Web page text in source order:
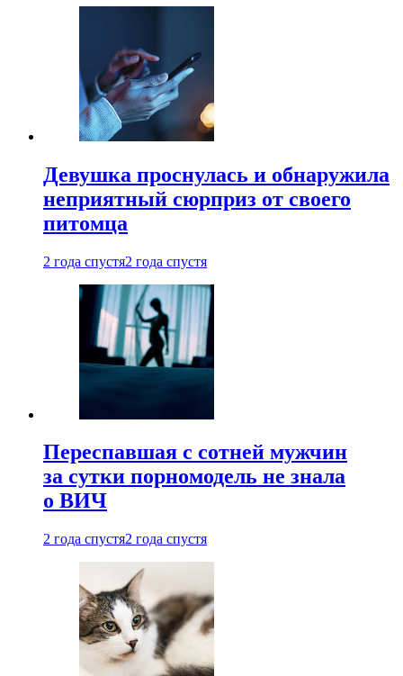
Девушка проснулась и обнаружила
неприятный сюрприз от своего
питомца
2 года спустя2 года спустя
Переспавшая с сотней мужчин
за сутки порномодель не знала
о ВИЧ
2 года спустя2 года спустя